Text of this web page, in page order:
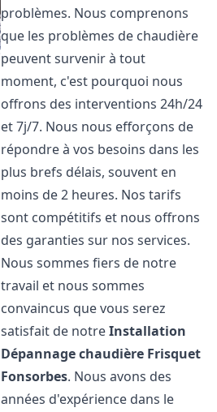
problèmes. Nous comprenons
que les problèmes de chaudière
peuvent survenir à tout
moment, c'est pourquoi nous
offrons des interventions 24h/24
et 7j/7. Nous nous efforçons de
répondre à vos besoins dans les
plus brefs délais, souvent en
moins de 2 heures. Nos tarifs
sont compétitifs et nous offrons
des garanties sur nos services.
Nous sommes fiers de notre
travail et nous sommes
convaincus que vous serez
satisfait de notreInstallation
Dépannage chaudière Frisquet
Fonsorbes. Nous avons des
années d'expérience dans le